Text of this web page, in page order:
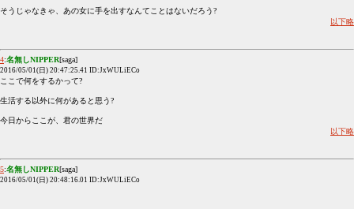
そうじゃなきゃ、あの女に手を出すなんてことはないだろう?
以下略
4:名無しNIPPER[saga]
2016/05/01(日) 20:47:25.41 ID:JxWULiECo
ここで何をするかって?
生活する以外に何があると思う?
今日からここが、君の世界だ
以下略
5:名無しNIPPER[saga]
2016/05/01(日) 20:48:16.01 ID:JxWULiECo